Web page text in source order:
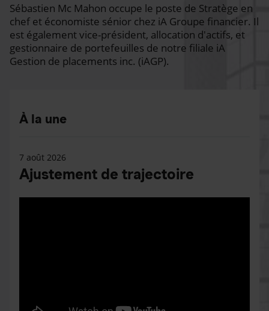
Sébastien Mc Mahon occupe le poste de Stratège en
chef et économiste sénior chez iA Groupe financier. Il
est également vice-président, allocation d'actifs, et
gestionnaire de portefeuilles de notre filiale iA
Gestion de placements inc. (iAGP).
À la une
7 août 2026
Ajustement de trajectoire